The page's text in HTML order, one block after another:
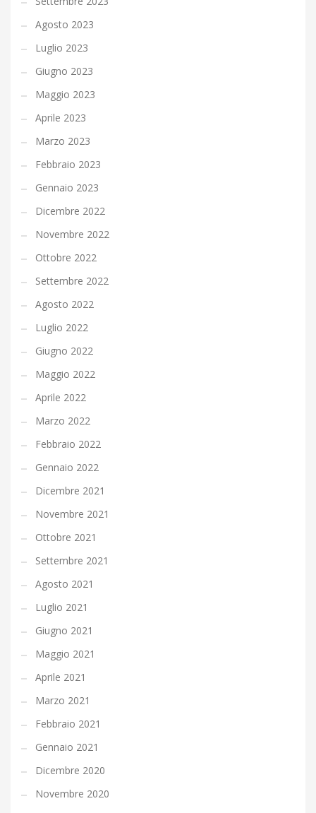
Agosto 2023
Luglio 2023
Giugno 2023
Maggio 2023
Aprile 2023
Marzo 2023
Febbraio 2023
Gennaio 2023
Dicembre 2022
Novembre 2022
Ottobre 2022
Settembre 2022
Agosto 2022
Luglio 2022
Giugno 2022
Maggio 2022
Aprile 2022
Marzo 2022
Febbraio 2022
Gennaio 2022
Dicembre 2021
Novembre 2021
Ottobre 2021
Settembre 2021
Agosto 2021
Luglio 2021
Giugno 2021
Maggio 2021
Aprile 2021
Marzo 2021
Febbraio 2021
Gennaio 2021
Dicembre 2020
Novembre 2020